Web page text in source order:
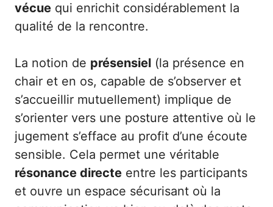
vécue qui enrichit considérablement la
qualité de la rencontre.
La notion de présensiel (la présence en
chair et en os, capable de s’observer et
s’accueillir mutuellement) implique de
s’orienter vers une posture attentive où le
jugement s’efface au profit d’une écoute
sensible. Cela permet une véritable
résonance directe entre les participants
et ouvre un espace sécurisant où la